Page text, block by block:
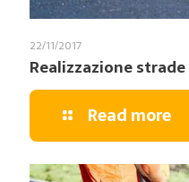
22/11/2017
Realizzazione
Read more